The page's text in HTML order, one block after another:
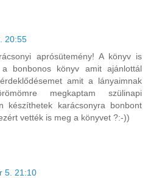
20:55
aprósütemény! A könyv is
bonbonos könyv amit ajánlottál
amit a lányaimnak
megkaptam szülinapi
készíthetek karácsonyra bonbont
vették is meg a könyvet ?:-))
5. 21:10